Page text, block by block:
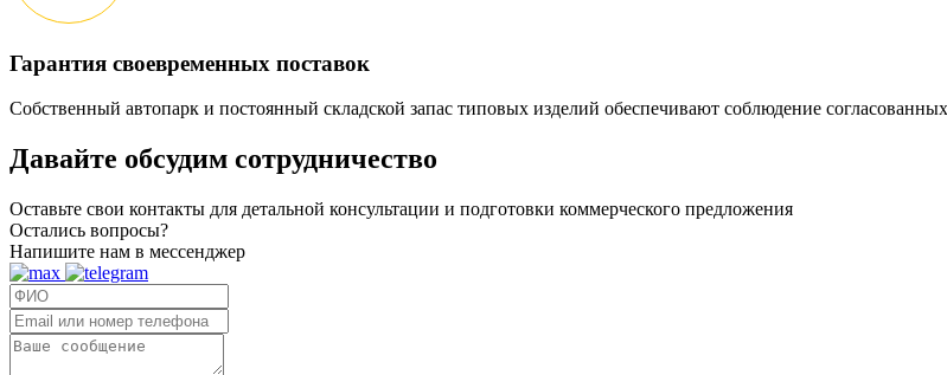
Гарантия своевременных поставок
Собственный автопарк и постоянный складской запас типовых изделий обеспечивают соблюдение
Давайте обсудим сотрудничество
Оставьте свои контакты для детальной консультации и подготовки коммерческого предложения
Остались вопросы?
Напишите нам в мессенджер